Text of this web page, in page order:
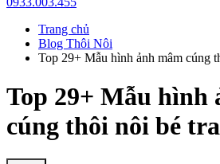
Trang chủ
Blog Thôi Nôi
Top 29+ Mẫu hình ảnh mâm cúng
Top 29+ Mẫu hình
cúng thôi nôi bé